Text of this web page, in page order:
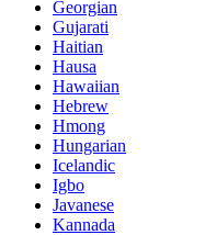
Georgian
Gujarati
Haitian
Hausa
Hawaiian
Hebrew
Hmong
Hungarian
Icelandic
Igbo
Javanese
Kannada